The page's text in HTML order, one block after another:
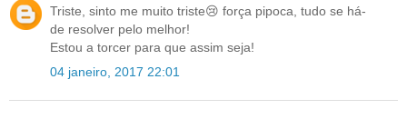
Triste, sinto me muito triste😢 força pipoca, tudo se há-
de resolver pelo melhor!
Estou a torcer para que assim seja!
04 janeiro, 2017 22:01